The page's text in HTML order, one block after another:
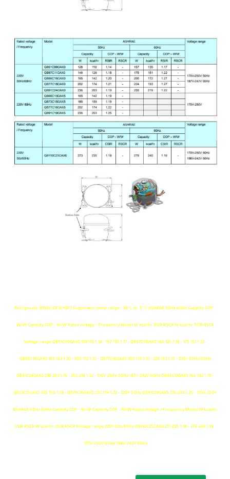
Refrigerant: R134a (CF3CH2F) Evaporator temp range: -35°C to -5 °C ASHRAE 50Hz 60Hz Capacity COP -
W/W Capacity COP – W/W Rated voltage / Frequency Model W kcal/hr RSIR RSCR W kcal/hr RSIR RSCR
Voltage range QB51C99GAX0 128 110 1.14 - 157 135 1.17 - QB57C11GAX0 146 126 1.18 - 175 151 1.22 -
QB66C16GAX0 165 142 1.20 - 200 172 1.27 - QB77C18GAX0 202 174 1.21 - 224 193 1.27 - 220V 50Hz/60Hz
QB91C24GAX0 236 203 1.19 - 255 219 1.22 - 170V-250V 50Hz 187V-242V 60Hz QB66C13GAX5 165 142 1.19 -
QB73C15GAX5 185 159 1.19 - QB77C16GAX5 202 174 1.22 - 220V 50Hz QB91C19GAX5 236 203 1.25 - 170V-250V
ASHRAE 50Hz 60Hz Capacity COP - W/W Capacity COP – W/W Rated voltage / Frequency Model W kcal/hr
CSIR RSCR W kcal/hr CSIR RSCR Voltage range 220V 50z/60Hz QB110C25CAX0 273 235 1.18 - 279 240 1.19 -
170V-250V 50Hz 198V-242V 60Hz